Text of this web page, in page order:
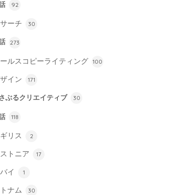
92
ーチ 30
273
ルスコピーライティング 100
イン 171
ぶるクリエイティブ 30
118
リス 2
トニア 17
イ 1
ナム 30